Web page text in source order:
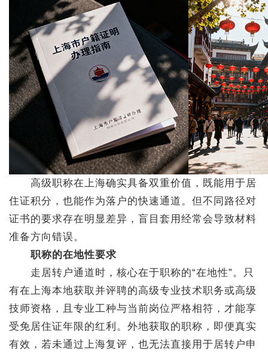
高级职称在上海确实具备双重价值，既能用于居
住证积分，也能作为落户的快速通道。但不同路径对
证书的要求存在明显差异，盲目套用经常会导致材料
准备方向错误。
职称的在地性要求
走居转户通道时，核心在于职称的“在地性”。只
有在上海本地获取并评聘的高级专业技术职务或高级
技师资格，且专业工种与当前岗位严格相符，才能享
受免居住证年限的红利。外地获取的职称，即便真实
有效，若未通过上海复评，也无法直接用于居转户申